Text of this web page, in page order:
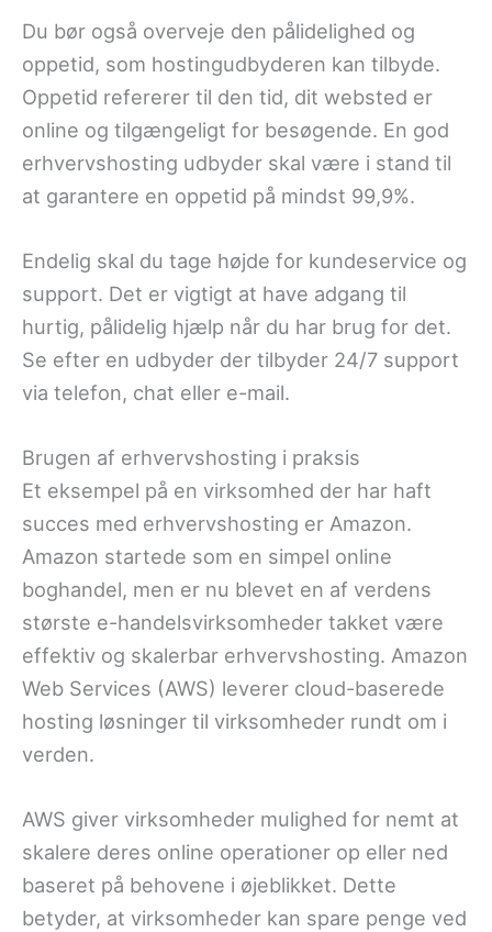
Du bør også overveje den pålidelighed og
oppetid, som hostingudbyderen kan tilbyde.
Oppetid refererer til den tid, dit websted er
online og tilgængeligt for besøgende. En god
erhvervshosting udbyder skal være i stand til
at garantere en oppetid på mindst 99,9%.
Endelig skal du tage højde for kundeservice og
support. Det er vigtigt at have adgang til
hurtig, pålidelig hjælp når du har brug for det.
Se efter en udbyder der tilbyder 24/7 support
via telefon, chat eller e-mail.
Brugen af erhvervshosting i praksis
Et eksempel på en virksomhed der har haft
succes med erhvervshosting er Amazon.
Amazon startede som en simpel online
boghandel, men er nu blevet en af verdens
største e-handelsvirksomheder takket være
effektiv og skalerbar erhvervshosting. Amazon
Web Services (AWS) leverer cloud-baserede
hosting løsninger til virksomheder rundt om i
verden.
AWS giver virksomheder mulighed for nemt at
skalere deres online operationer op eller ned
baseret på behovene i øjeblikket. Dette
betyder, at virksomheder kan spare penge ved